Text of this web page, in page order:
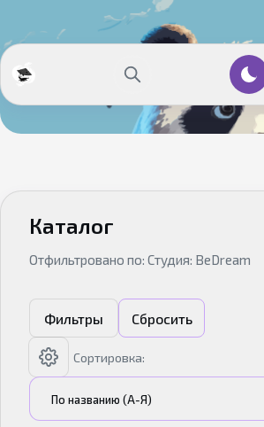
Каталог
Отфильтровано по: Студия: BeDream
Фильтры Сбросить
Сортировка:
По названию (А-Я)